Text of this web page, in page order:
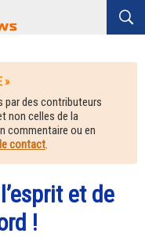
»
par des contributeurs
non celles de la
commentaire ou en
contact.
et de
!